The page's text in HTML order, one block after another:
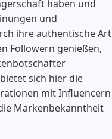
haben und
und
ihre authentische Art
Followern genießen,
sich hier die
mit Influencern
Markenbekanntheit